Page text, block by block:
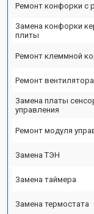
Ремонт конфорки с
Замена конфорки
плиты
Ремонт клеммной
Ремонт вентилятора
Замена платы
управления
Ремонт модуля
Замена ТЭН
Замена таймера
Замена термостата